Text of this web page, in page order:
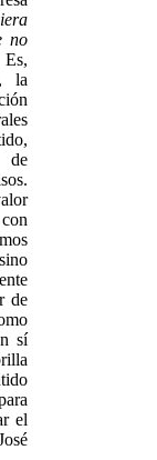
no
la
de
de
sí
el